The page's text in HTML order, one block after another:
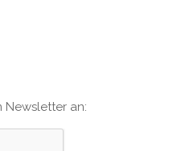
Newsletter an: